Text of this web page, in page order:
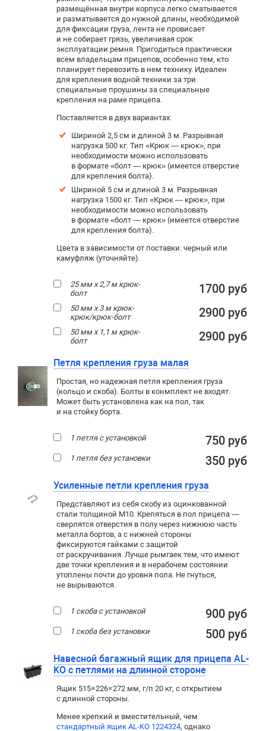
размещённая внутри корпуса легко сматывается
и разматывается до нужной длины, необходимой
для фиксации груза, лента не провисает
и не собирает грязь, увеличивая срок
эксплуатации ремня. Пригодиться практически
всем владельцам прицепов, особенно тем, кто
планирует перевозить в нем технику. Идеален
для крепления водной техники за три
специальные проушины за специальные
крепления на раме прицепа.
Поставляется в двух вариантах:
Шириной 2,5 см и длиной 3 м. Разрывная
нагрузка 500 кг. Тип «Крюк — крюк», при
необходимости можно использовать
в формате «болт — крюк» (имеется отверстие
для крепления болта).
Шириной 5 см и длиной 3 м. Разрывная
нагрузка 1500 кг. Тип «Крюк — крюк», при
необходимости можно использовать
в формате «болт — крюк» (имеется отверстие
для крепления болта).
Цвета в зависимости от поставки: черный или
камуфляж (уточняйте).
25 мм х 2,7 м крюк-
болт
1700 руб
50 мм х 3 м крюк-
крюк/крюк-болт
2900 руб
50 мм х 1,1 м крюк-
болт
2900 руб
Петля крепления груза малая
Простая, но надежная петля крепления груза
(кольцо и скоба). Болты в конмплект не входят.
Может быть установлена как на пол, так
и на стойку борта.
1 петля с установкой 750 руб
1 петля без установки 350 руб
Усиленные петли крепления груза
Представляют из себя скобу из оцинкованной
стали толщиной М10. Крепяться в пол прицепа —
сверлятся отверстия в полу через нижнюю часть
металла бортов, а с нижней стороны
фиксируются гайками с защитой
от раскручивания. Лучше рымгаек тем, что имеют
две точки крепления и в нерабочем состоянии
утоплены почти до уровня пола. Не гнуться,
не вырываются.
1 скоба с установкой 900 руб
1 скоба без установки 500 руб
Навесной багажный ящик для прицепа AL-
KO с петлями на длинной стороне
Ящик 515×226×272 мм, г/п 20 кг, с открытием
с длинной стороны.
Менее крепкий и вместительный, чем
стандартный ящик AL-KO 1224324, однако